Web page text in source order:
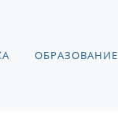
ОБРАЗОВАНИЕ